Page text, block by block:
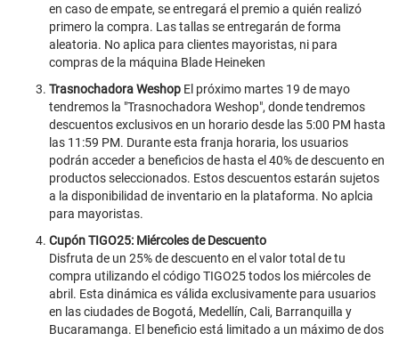
en caso de empate, se entregará el premio a quién realizó
primero la compra. Las tallas se entregarán de forma
aleatoria. No aplica para clientes mayoristas, ni para
compras de la máquina Blade Heineken
Trasnochadora Weshop El próximo martes 19 de mayo
tendremos la "Trasnochadora Weshop", donde tendremos
descuentos exclusivos en un horario desde las 5:00 PM hasta
las 11:59 PM. Durante esta franja horaria, los usuarios
podrán acceder a beneficios de hasta el 40% de descuento en
productos seleccionados. Estos descuentos estarán sujetos
a la disponibilidad de inventario en la plataforma. No aplcia
para mayoristas.
Cupón TIGO25: Miércoles de Descuento
Disfruta de un 25% de descuento en el valor total de tu
compra utilizando el código TIGO25 todos los miércoles de
abril. Esta dinámica es válida exclusivamente para usuarios
en las ciudades de Bogotá, Medellín, Cali, Barranquilla y
Bucaramanga. El beneficio está limitado a un máximo de dos